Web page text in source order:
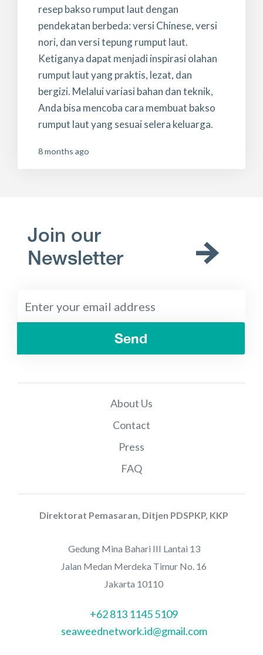
resep bakso rumput laut dengan
pendekatan berbeda: versi Chinese, versi
nori, dan versi tepung rumput laut.
Ketiganya dapat menjadi inspirasi olahan
rumput laut yang praktis, lezat, dan
bergizi. Melalui variasi bahan dan teknik,
Anda bisa mencoba cara membuat bakso
rumput laut yang sesuai selera keluarga.
8 months ago
Join our
Newsletter
Send
About Us
Contact
Press
FAQ
Direktorat Pemasaran, Ditjen PDSPKP, KKP
Gedung Mina Bahari III Lantai 13
Jalan Medan Merdeka Timur No. 16
Jakarta 10110
+62 813 1145 5109
seaweednetwork.id@gmail.com